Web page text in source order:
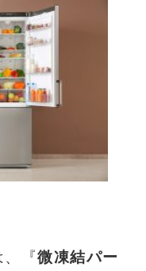
『微凍結パー